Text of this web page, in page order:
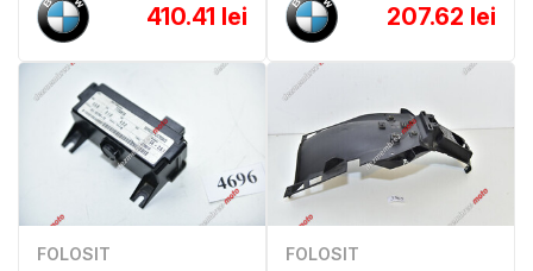
410.41 lei 207.62 lei
FOLOSIT FOLOSIT